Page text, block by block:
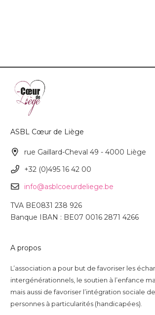
ASBL Cœur de Liège
rue Gaillard-Cheval 49 - 4000 Liège
+32 (0)495 16 42 00
info@asblcoeurdeliege.be
TVA BE0831 238 926
Banque IBAN : BE07 0016 2871 4266
A propos
L’association a pour but de favoriser les
intergénérationnels, le soutien à l’enfance
mais aussi de favoriser l’intégration sociale
personnes à particularités (handicapées).